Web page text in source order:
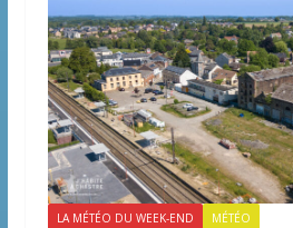
LA MÉTÉO DU WEEK-END MÉTÉO